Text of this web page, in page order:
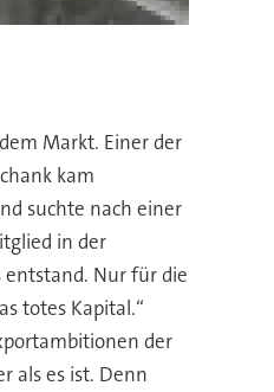
Markt. Einer der
kam
suchte nach einer
in der
entstand. Nur für die
totes Kapital.“
der
als es ist. Denn